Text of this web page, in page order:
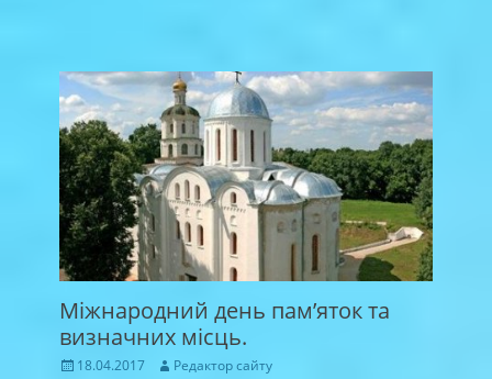
Міжнародний день пам’яток та
визначних місць.
Posted
18.04.2017 Author
Редактор сайту